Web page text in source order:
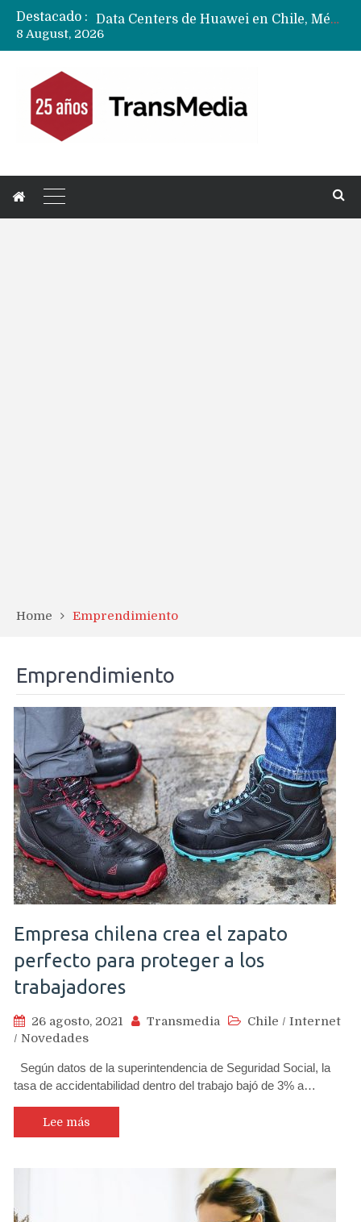
Destacado :
8 August, 2026
Home Emprendimiento
Emprendimiento
Empresa chilena crea el zapato
perfecto para proteger a los
trabajadores
26 agosto, 2021 Transmedia Chile / Internet
/ Novedades
Según datos de la superintendencia de Seguridad Social, la
tasa de accidentabilidad dentro del trabajo bajó de 3% a…
Lee más